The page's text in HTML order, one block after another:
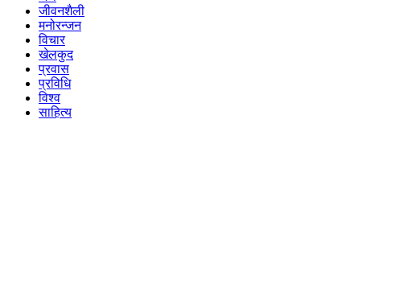
जीवनशैली
मनोरन्जन
विचार
खेलकुद
प्रवास
प्रविधि
विश्व
साहित्य